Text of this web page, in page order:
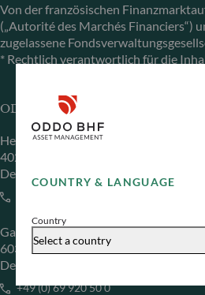
COUNTRY & LANGUAGE
Country
Select a country
Von der französischen
(„Autorité des Marchés Financiers“)
zugelassene
* Rechtlich verantwortlich für die
ODDO BHF Asset Management
Herzogstraße 15
40217 Düsseldorf
Deutschland
Gallusanlage 8
60329 Frankfurt am Main
Deutschland
+49 (0) 69 920 50 0